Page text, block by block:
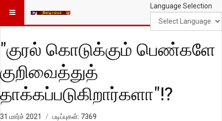
Language Selection
"குரல் கொடுக்கும் பெண்களே
குறிவைத்துத்
தாக்கப்படுகிறார்களா"!?
31 மார்ச் 2021 படிப்புகள்: 7369